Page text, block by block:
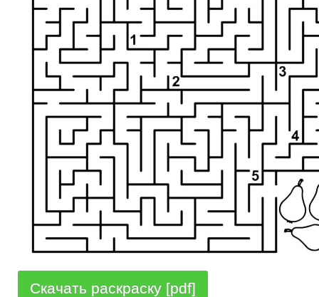
Скачать раскраску [pdf]